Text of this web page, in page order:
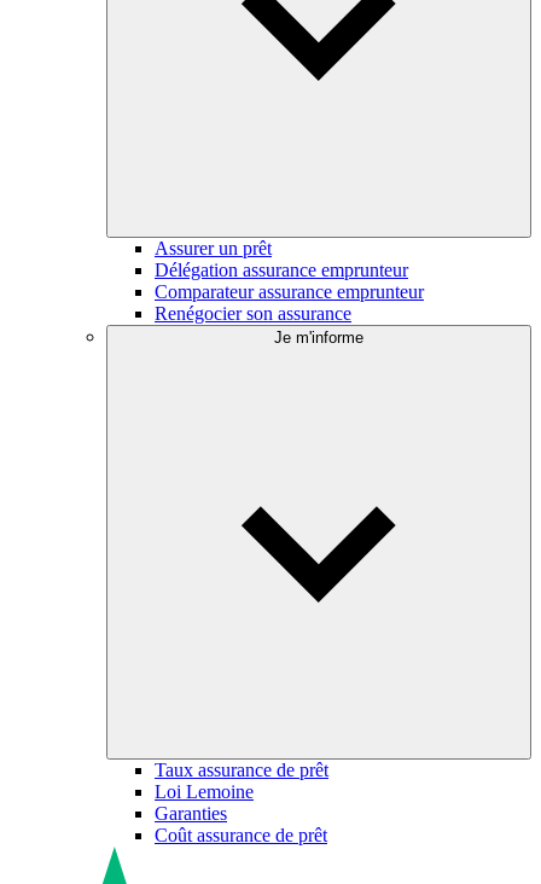
Assurer un prêt
Délégation assurance emprunteur
Comparateur assurance emprunteur
Renégocier son assurance
Je m'informe
Taux assurance de prêt
Loi Lemoine
Garanties
Coût assurance de prêt